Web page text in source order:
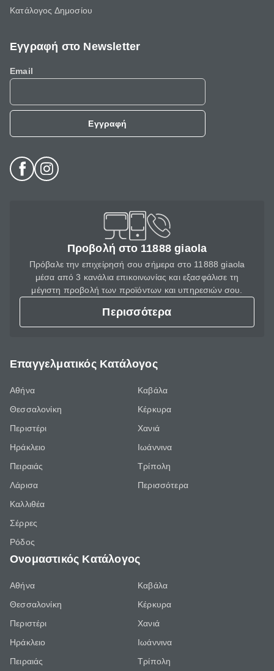
Κατάλογος Δημοσίου
Εγγραφή στο Newsletter
Email
Εγγραφή
Προβολή στο 11888 giaola
Πρόβαλε την επιχείρησή σου σήμερα στο 11888 giaola
μέσα από 3 κανάλια επικοινωνίας και εξασφάλισε τη
μέγιστη προβολή των προϊόντων και υπηρεσιών σου.
Περισσότερα
Επαγγελματικός Κατάλογος
Αθήνα
Θεσσαλονίκη
Περιστέρι
Ηράκλειο
Πειραιάς
Λάρισα
Καλλιθέα
Σέρρες
Ρόδος
Καβάλα
Κέρκυρα
Χανιά
Ιωάννινα
Τρίπολη
Περισσότερα
Ονομαστικός Κατάλογος
Αθήνα
Θεσσαλονίκη
Περιστέρι
Ηράκλειο
Πειραιάς
Καβάλα
Κέρκυρα
Χανιά
Ιωάννινα
Τρίπολη